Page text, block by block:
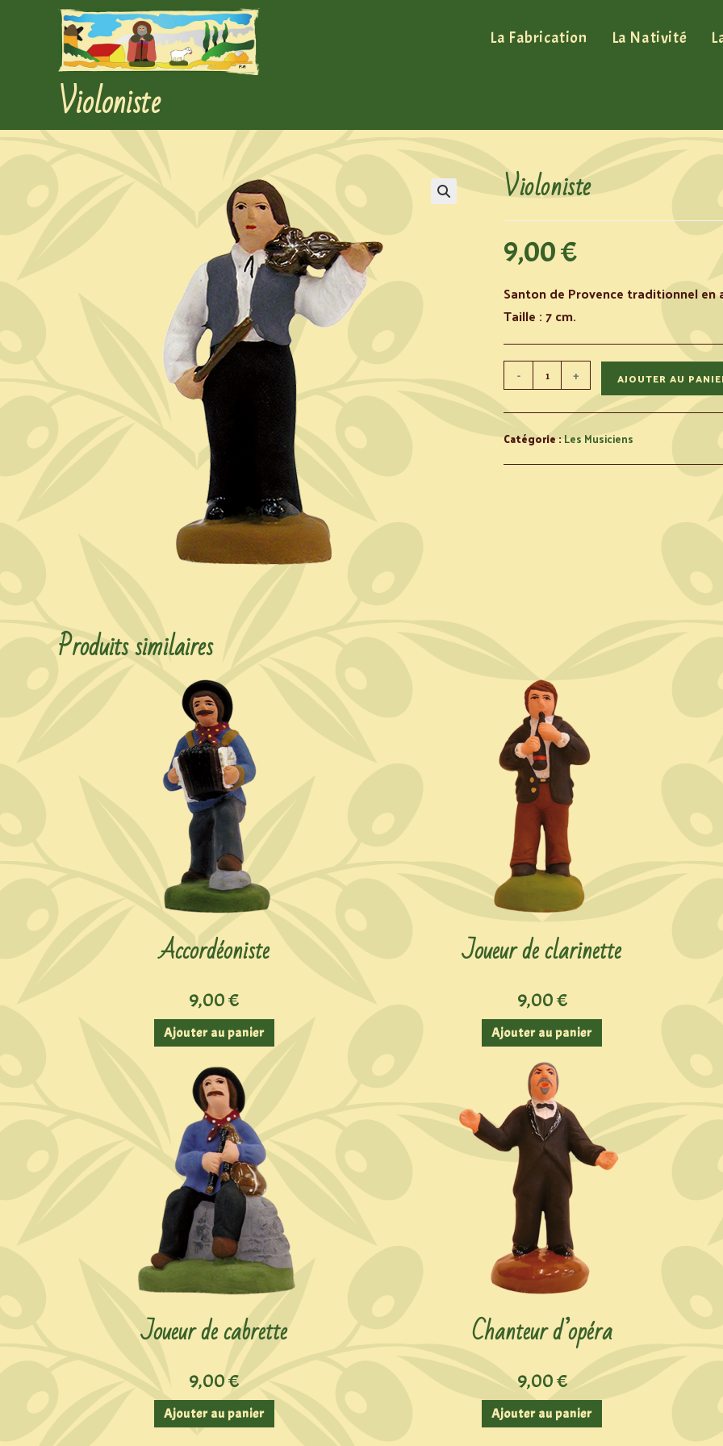
La Fabrication La Nativité
Violoniste
Violoniste
9,00€
Santon de Provence traditionnel
Taille : 7 cm.
- + AJOUTER AU
Catégorie :Les Musiciens
Produits similaires
Accordéoniste
9,00€
Ajouter au panier
Joueur de clarinette
9,00€
Ajouter au panier
Joueur de cabrette
9,00€
Ajouter au panier
Chanteur d’opéra
9,00€
Ajouter au panier